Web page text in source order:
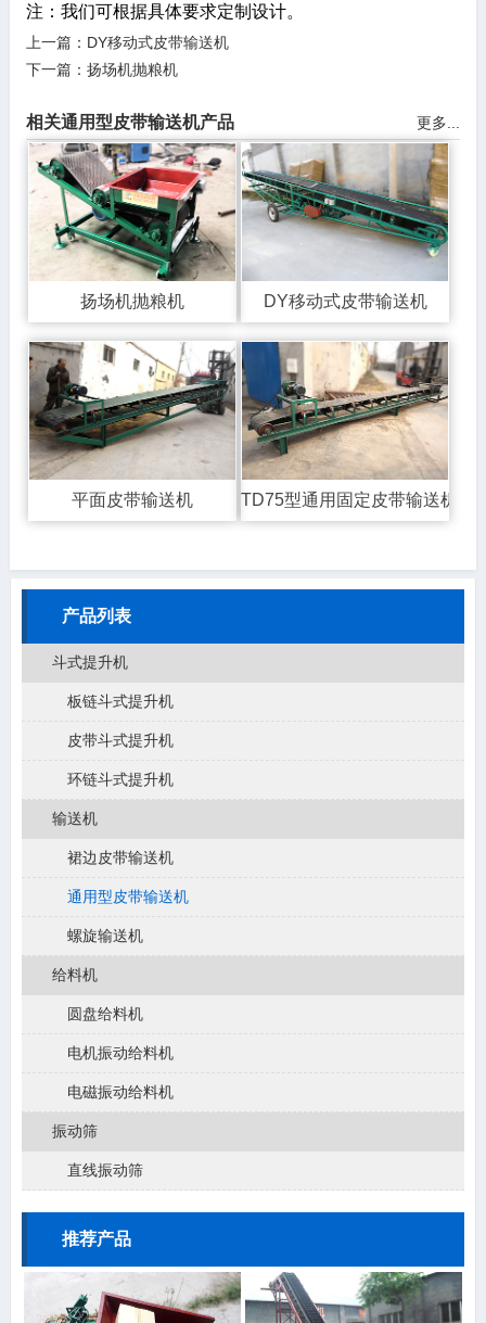
注：我们可根据具体要求定制设计。
上一篇： DY移动式皮带输送机
下一篇： 扬场机抛粮机
相关通用型皮带输送机产品 更多...
扬场机抛粮机 DY移动式皮带输送机
平面皮带输送机 TD75型通用固定皮带输送机
产品列表
斗式提升机
板链斗式提升机
皮带斗式提升机
环链斗式提升机
输送机
裙边皮带输送机
通用型皮带输送机
螺旋输送机
给料机
圆盘给料机
电机振动给料机
电磁振动给料机
振动筛
直线振动筛
推荐产品